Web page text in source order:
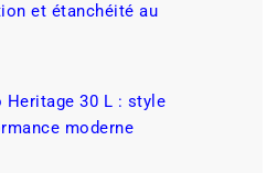
et étanchéité au
Heritage 30 L : style
moderne